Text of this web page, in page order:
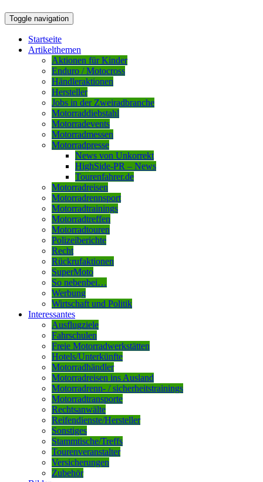
Toggle navigation
Startseite
Artikelthemen
Aktionen für Kinder
Enduro / Motocross
Händleraktionen
Hersteller
Jobs in der Zweiradbranche
Motorraddiebstahl
Motorradevents
Motorradmessen
Motorradpresse
News von Unkorrekt
HighSide-PR – News
Tourenfahrer.de
Motorradreisen
Motorradrennsport
Motorradtrainings
Motorradtreffen
Motorradtouren
Polizeiberichte
Recht
Rückrufaktionen
SuperMoto
So nebenbei…
Werbung
Wirtschaft und Politik
Interessantes
Ausflugziele
Fahrschulen
Freie Motorradwerkstätten
Hotels/Unterkünfte
Motorradhändler
Motorradreisen ins Ausland
Motorradrenn- / sicherheitstrainings
Motorradtransporte
Rechtsanwälte
Reifendienste/Hersteller
Sonstiges
Stammtische/Treffs
Tourenveranstalter
Versicherungen
Zubehör